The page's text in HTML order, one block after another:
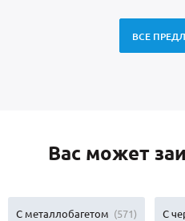
ВСЕ
Вас может
С металлобагетом (571) С